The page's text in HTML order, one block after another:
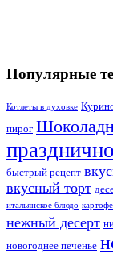
Популярные
Котлеты в духовке
пирог
быстрый рецепт
вкусный торт
итальянское блюдо
нежный десерт
новогоднее печенье